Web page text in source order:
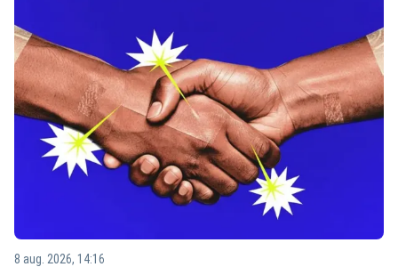
8 aug. 2026, 14:16